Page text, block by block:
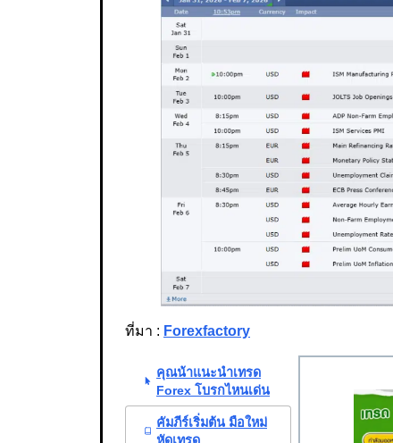
ที่มา : Forexfactory
คุณน้าแนะนำเทรด
Forex โบรกไหนเด่น
คัมภีร์เริ่มต้น มือใหม่
หัดเทรด